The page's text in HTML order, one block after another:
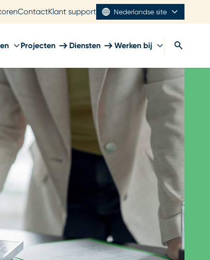
ContactKlant support Nederlandse site
Projecten Diensten Werken bij